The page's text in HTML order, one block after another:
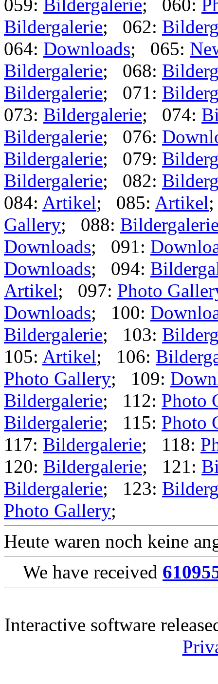
059: Bildergalerie; 060:
Bildergalerie; 062:
064: Downloads; 065:
Bildergalerie; 068:
Bildergalerie; 071:
073: Bildergalerie; 074:
Bildergalerie; 076:
Bildergalerie; 079:
Bildergalerie; 082:
084: Artikel; 085: Artikel
Gallery; 088:
Downloads; 091:
Downloads; 094:
Artikel; 097: Photo
Downloads; 100:
Bildergalerie; 103:
105: Artikel; 106:
Photo Gallery; 109:
Bildergalerie; 112: Photo
Bildergalerie; 115: Photo
117: Bildergalerie; 118:
120: Bildergalerie; 121:
Bildergalerie; 123:
Photo Gallery;
Heute waren noch keine
We have received
Interactive software